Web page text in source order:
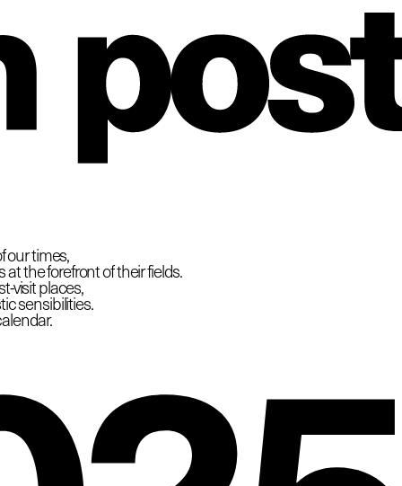
our times,
the forefront of their fields.
visit places,
sensibilities.